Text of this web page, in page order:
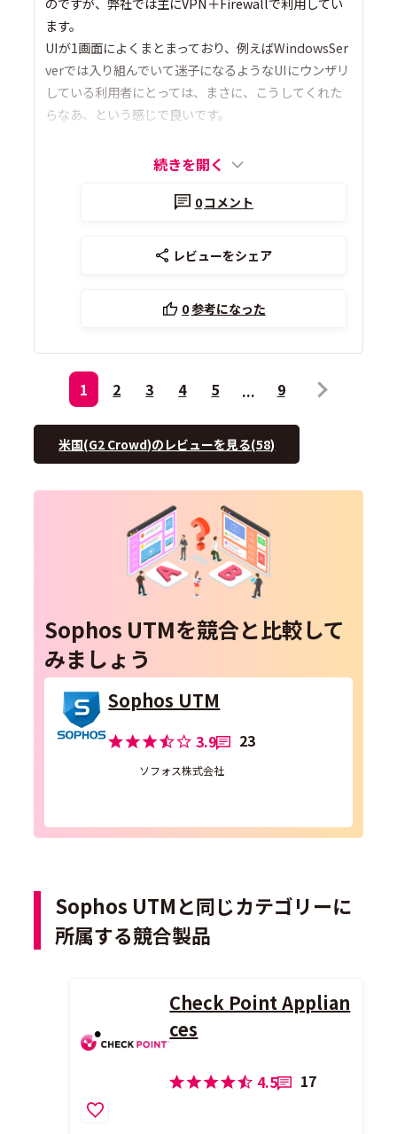
ます。
UIが1画面によくまとまっており、例えばWindowsSer
verでは入り組んでいて迷子になるようなUIにウンザリ
している利用者にとっては、まさに、こうしてくれた
らなあ、という感じで良いです。
続きを開く
0コメント
レビューをシェア
0参考になった
1 2 3 4 5 9
米国(G2 Crowd)のレビューを見る(58)
Sophos UTMを競合と比較して
みましょう
Sophos UTM
3.9 23
ソフォス株式会社
Sophos UTMと同じカテゴリーに
所属する競合製品
Check Point Applian
ces
4.5 17